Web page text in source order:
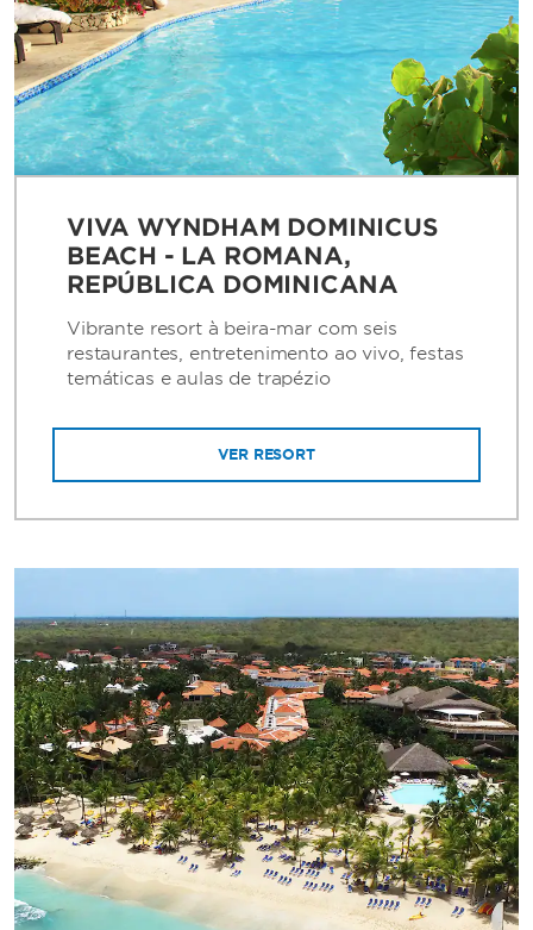
VIVA WYNDHAM DOMINICUS
BEACH - LA ROMANA,
REPÚBLICA DOMINICANA
Vibrante resort à beira-mar com seis
restaurantes, entretenimento ao vivo, festas
temáticas e aulas de trapézio
VER RESORT